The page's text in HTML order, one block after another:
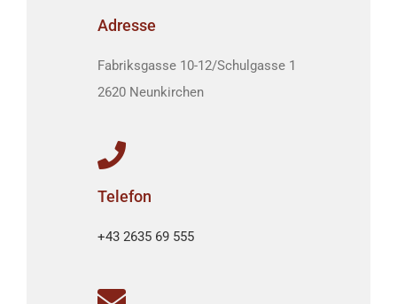
Adresse
Fabriksgasse 10-12/Schulgasse 1
2620 Neunkirchen
Telefon
+43 2635 69 555